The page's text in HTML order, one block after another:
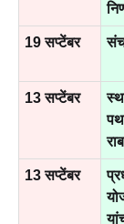
19 सप्टेंबर
13 सप्टेंबर
13 सप्टेंबर